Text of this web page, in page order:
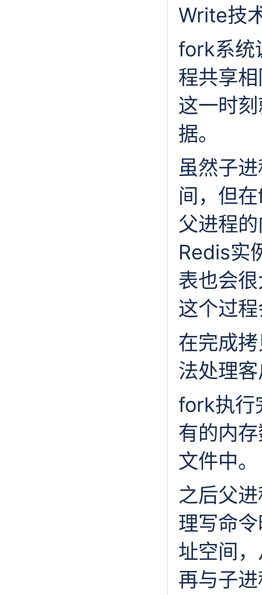
Write技
fork系统
程共享
这一时
据。
虽然子
间，但
父进程
Redis实
表也会
这个过
在完成
法处理
fork执行
有的内
文件中。
之后父
理写命
址空间
再与子